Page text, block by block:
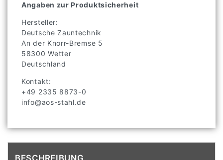
Angaben zur Produktsicherheit
Hersteller:
Deutsche Zauntechnik
An der Knorr-Bremse 5
58300 Wetter
Deutschland
Kontakt:
+49 2335 8873-0
info@aos-stahl.de
BESCHREIBUNG